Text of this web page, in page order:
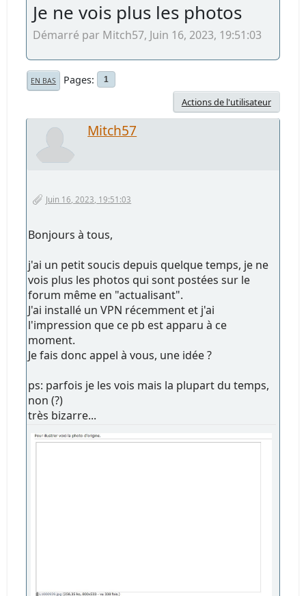
Je ne vois plus les photos
Démarré par Mitch57, Juin 16, 2023, 19:51:03
EN BAS Pages 1
Actions de l'utilisateur
Mitch57
Juin 16, 2023, 19:51:03
Bonjours à tous,
j'ai un petit soucis depuis quelque temps, je ne
vois plus les photos qui sont postées sur le
forum même en "actualisant".
J'ai installé un VPN récemment et j'ai
l'impression que ce pb est apparu à ce
moment.
Je fais donc appel à vous, une idée ?
ps: parfois je les vois mais la plupart du temps,
non (?)
très bizarre...